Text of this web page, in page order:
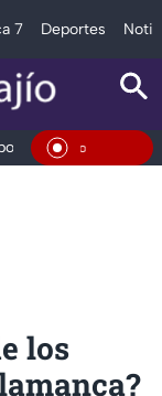
7 Deportes
Espectáculos
En Vivo
los